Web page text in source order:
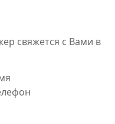
свяжется с Вами в